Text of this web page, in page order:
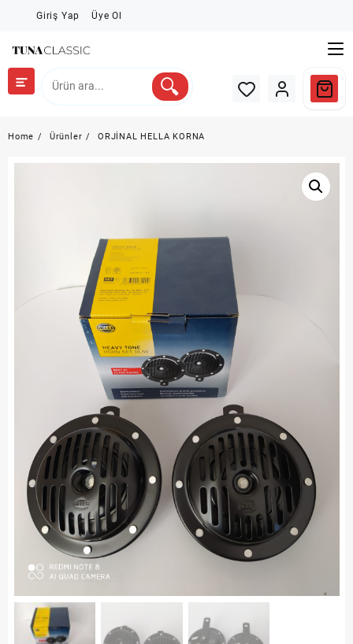
Giriş Yap Üye Ol
Home Ürünler ORJİNAL HELLA KORNA